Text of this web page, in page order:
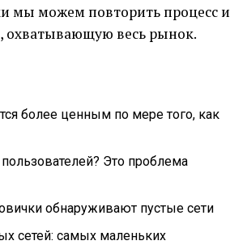
мы можем повторить процесс и
охватывающую весь рынок.
более ценным по мере того, как
Это проблема
обнаруживают пустые сети
сетей: самых маленьких